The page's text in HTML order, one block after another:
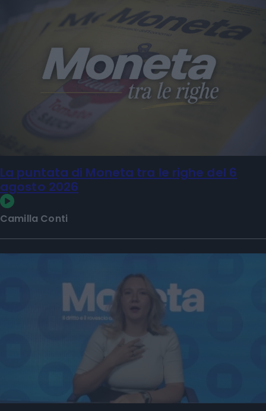
La puntata di Moneta tra le righe del 6
agosto 2026
Camilla Conti